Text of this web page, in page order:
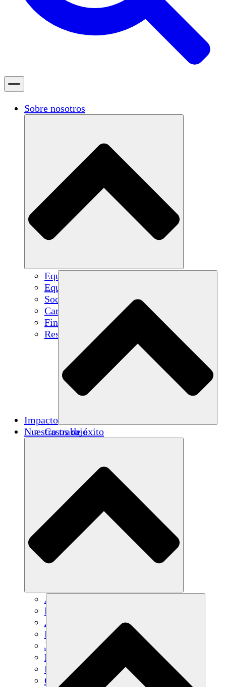
Sobre nosotros
Equipo
Equipo
Socios
Carreras
Finanzas
Resources
Impacto
Casos de éxito
Nuestro trabajo
Agricultura sostenible
Recuperación de terremotos
Agua limpia
Empoderamiento de la mujer
Jóvenes y estudiantes
Preservación cultural y diálogo
Desarrollo de capacidades
Créditos de carbono